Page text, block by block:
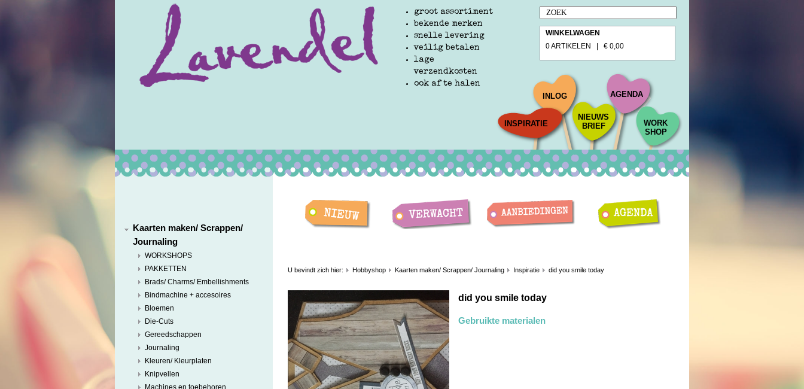
groot assortiment
bekende merken
snelle levering
veilig betalen
lage
verzendkosten
ook af te halen
WINKELWAGEN
0 ARTIKELEN | € 0,00
INSPIRATIE
INLOG
NIEUWS
BRIEF
AGENDA
WORK
SHOP
Kaarten maken/ Scrappen/
Journaling
WORKSHOPS
PAKKETTEN
Brads/ Charms/ Embellishments
Bindmachine + accesoires
Bloemen
Die-Cuts
Gereedschappen
Journaling
Kleuren/ Kleurplaten
Knipvellen
Machines en toebehoren
U bevindt zich hier: Hobbyshop Kaarten maken/ Scrappen/ Journaling Inspiratie did you smile today
did you smile today
Gebruikte materialen